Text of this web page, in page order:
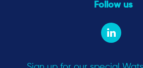
Follow us